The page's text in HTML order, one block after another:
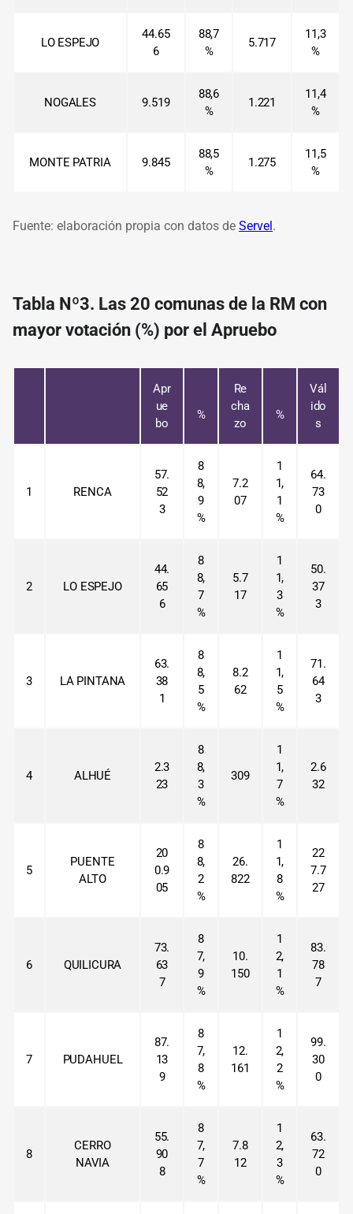
LO ESPEJO
44.65
6
88,7
%
5.717
11,3
%
NOGALES 9.519
88,6
%
1.221
11,4
%
MONTE PATRIA 9.845
88,5
%
1.275
11,5
%
Fuente: elaboración propia con datos de Servel .
Tabla Nº3. Las 20 comunas de la RM con
mayor votación (%) por el Apruebo
Apr
ue
bo
%
Re
cha
zo
%
Vál
ido
s
1 RENCA
57.
52
3
8
8,
9
%
7.2
07
1
1,
1
%
64.
73
0
2 LO ESPEJO
44.
65
6
8
8,
7
%
5.7
17
1
1,
3
%
50.
37
3
3 LA PINTANA
63.
38
1
8
8,
5
%
8.2
62
1
1,
5
%
71.
64
3
4 ALHUÉ
2.3
23
8
8,
3
%
309
1
1,
7
%
2.6
32
5
PUENTE
ALTO
20
0.9
05
8
8,
2
%
26.
822
1
1,
8
%
22
7.7
27
6 QUILICURA
73.
63
7
8
7,
9
%
10.
150
1
2,
1
%
83.
78
7
7 PUDAHUEL
87.
13
9
8
7,
8
%
12.
161
1
2,
2
%
99.
30
0
8
CERRO
NAVIA
55.
90
8
8
7,
7
%
7.8
12
1
2,
3
%
63.
72
0